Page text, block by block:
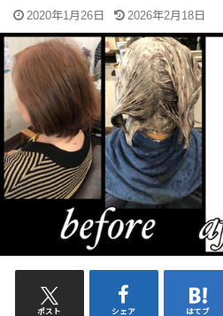
2020年1月26日 2026年2月18日
ポスト シェア はてブ